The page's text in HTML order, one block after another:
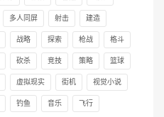
多人同屏 射击 建造
战略 探索 枪战 格斗
砍杀 竞技 策略 篮球
虚拟现实 街机 视觉小说
钓鱼 音乐 飞行